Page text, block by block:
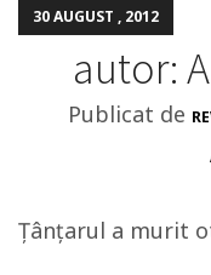
30 AUGUST , 2012
autor:
Publicat de
Ţânţarul a murit